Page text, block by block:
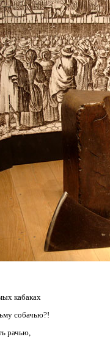
кабаках
собачью?!
рачью,